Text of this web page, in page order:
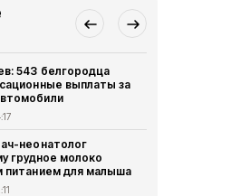
543 белгородца
выплаты за
неонатолог
грудное молоко
питанием для малыша